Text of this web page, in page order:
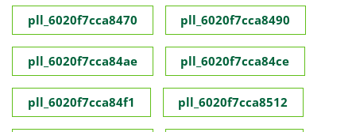
pll_6020f7cca8470 pll_6020f7cca8490
pll_6020f7cca84ae pll_6020f7cca84ce
pll_6020f7cca84f1 pll_6020f7cca8512